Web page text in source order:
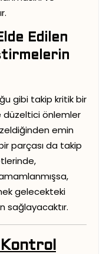
Edilen
gibi takip kritik bir
düzeltici önlemler
emin
parçası da takip
gelecekteki
sağlayacaktır.